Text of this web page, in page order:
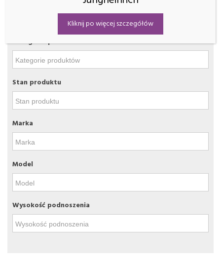
Kategorie produktów
Stan produktu
Marka
Model
Wysokość podnoszenia
Kliknij po więcej szczegółów